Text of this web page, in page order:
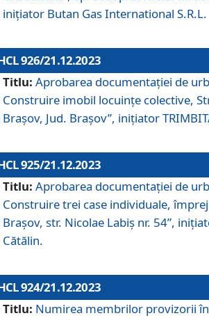
inițiator Butan Gas International S.R.L.
926/21.12.2023
Titlu: Aprobarea documentaţiei de
Construire imobil locuințe colective,
Brașov, Jud. Brașov”, inițiator
925/21.12.2023
Titlu: Aprobarea documentaţiei de
Construire trei case individuale,
Brașov, str. Nicolae Labiș nr. 54”,
Cătălin.
924/21.12.2023
Titlu: Numirea membrilor provizorii